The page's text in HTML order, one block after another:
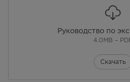
Руководство по
4.0MB –
Скачать